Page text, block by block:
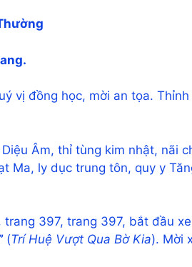
vị đồng học, mời an tọa.
Âm, thỉ tùng kim nhật, nãi
Ma, ly dục trung tôn, quy y
trang 397, trang 397, bắt đầu
(Trí Huệ Vượt Qua Bờ Kia). Mời